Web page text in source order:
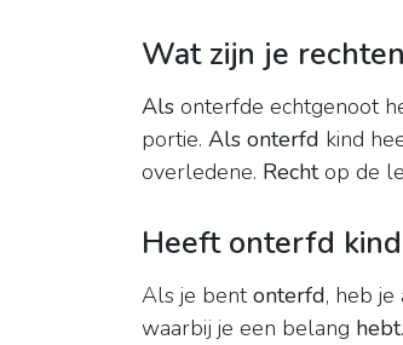
Wat zijn je
Als onterfde echtgenoot
portie. Als onterfd kind
overledene. Rechtop de
Heeft onterfd
Als je bentonterfd, heb
waarbij je een belang hebt